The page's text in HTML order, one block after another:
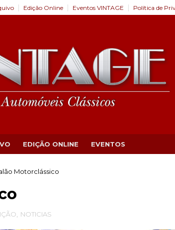
Edição Online Eventos VINTAGE Política de
EDIÇÃO ONLINE EVENTOS
Motorclássico
NOTICIAS